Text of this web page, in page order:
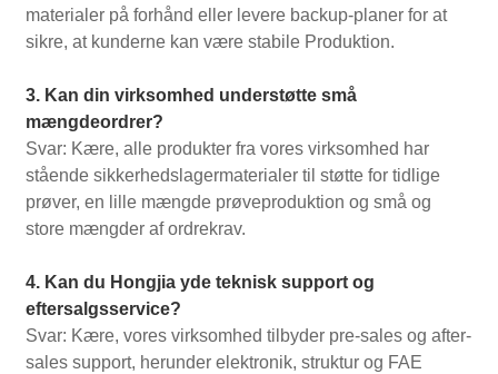
materialer på forhånd eller levere backup-planer for at
sikre, at kunderne kan være stabile Produktion.
3. Kan din virksomhed understøtte små
mængdeordrer?
Svar: Kære, alle produkter fra vores virksomhed har
stående sikkerhedslagermaterialer til støtte for tidlige
prøver, en lille mængde prøveproduktion og små og
store mængder af ordrekrav.
4. Kan du Hongjia yde teknisk support og
eftersalgsservice?
Svar: Kære, vores virksomhed tilbyder pre-sales og after-
sales support, herunder elektronik, struktur og FAE